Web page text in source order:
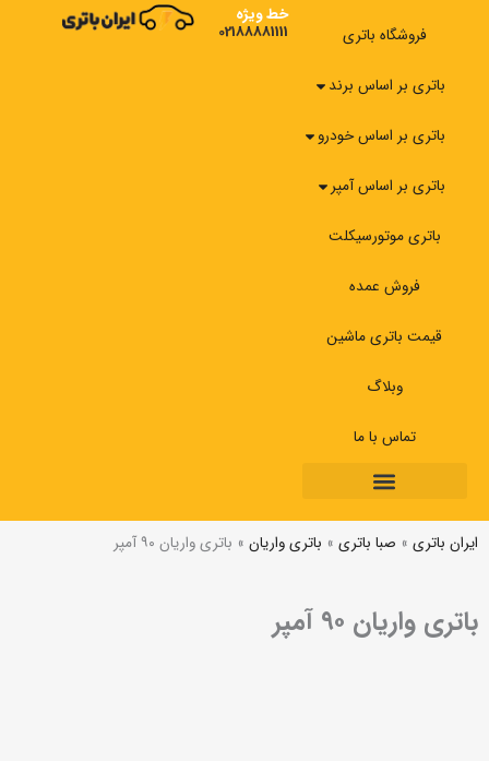
فروشگاه باتری
باتری بر اساس برند
باتری بر اساس خودرو
باتری بر اساس آمپر
باتری موتورسیکلت
فروش عمده
قیمت باتری ماشین
وبلاگ
تماس با ما
خط ویژه
02188881111
ایران باتری » صبا باتری » باتری واریان » باتری واریان ۹۰ آمپر
باتری واریان ۹۰ آمپر